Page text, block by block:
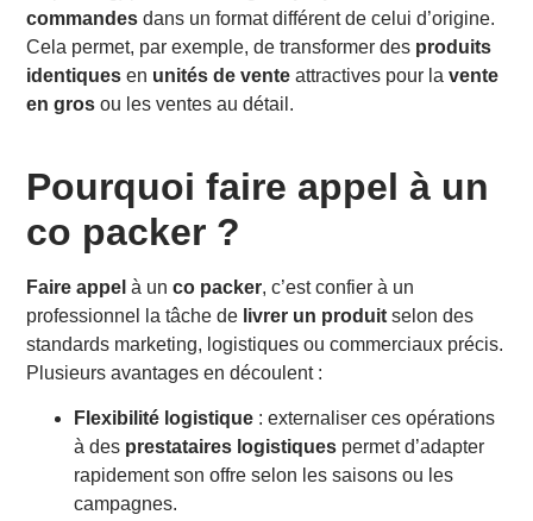
Est-ce que le co-packing est adapté au e-commerce
?
C’est quoi un packing ?
Combien coûte une prestation de co-packing ?
commandes dans un format différent de celui d’origine.
Cela permet, par exemple, de transformer des produits
identiques en unités de vente attractives pour lavente
en gros ou les ventes au détail.
Pourquoi faire appel à un
co packer ?
Faire appel à unco packer, c’est confier à un
professionnel la tâche de livrer un produit selon des
standards marketing, logistiques ou commerciaux précis.
Plusieurs avantages en découlent :
Flexibilité logistique : externaliser ces opérations
à des prestataires logistiques permet d’adapter
rapidement son offre selon les saisons ou les
campagnes.